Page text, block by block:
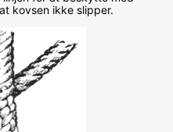
kovsen ikke slipper.